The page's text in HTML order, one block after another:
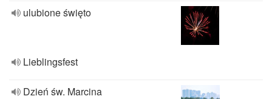
ulubione święto
Lieblingsfest
Dzień św. Marcina